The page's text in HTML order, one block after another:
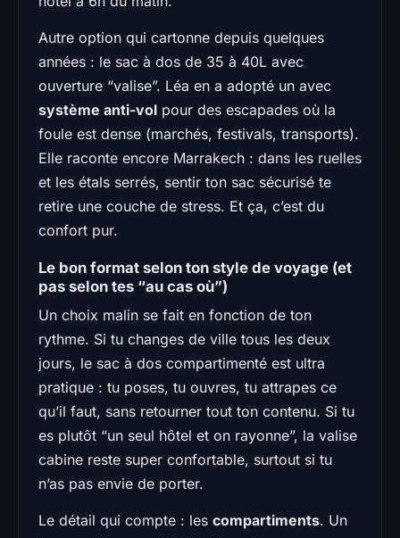
Autre option qui cartonne depuis quelques
années : le sac à dos de 35 à 40L avec
ouverture “valise”. Léa en a adopté un avec
système anti-vol pour des escapades où la
foule est dense (marchés, festivals, transports).
Elle raconte encore Marrakech : dans les ruelles
et les étals serrés, sentir ton sac sécurisé te
retire une couche de stress. Et ça, c’est du
confort pur.
Le bon format selon ton style de voyage (et
pas selon tes “au cas où”)
Un choix malin se fait en fonction de ton
rythme. Si tu changes de ville tous les deux
jours, le sac à dos compartimenté est ultra
pratique : tu poses, tu ouvres, tu attrapes ce
qu’il faut, sans retourner tout ton contenu. Si tu
es plutôt “un seul hôtel et on rayonne”, la valise
cabine reste super confortable, surtout si tu
n’as pas envie de porter.
Le détail qui compte : les compartiments. Un